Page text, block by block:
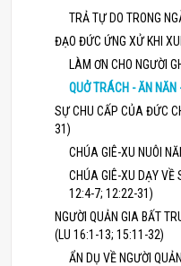
TRẢ TỰ DO TRONG
ĐẠO ĐỨC ỨNG XỬ KHI
LÀM ƠN CHO NGƯỜI
QUỞ TRÁCH - ĂN
SỰ CHU CẤP CỦA ĐỨC
31)
CHÚA GIÊ-XU NUÔI
CHÚA GIÊ-XU DẠY VỀ
12:4-7; 12:22-31)
NGƯỜI QUẢN GIA BẤT
(LU 16:1-13; 15:11-32)
ẨN DỤ VỀ NGƯỜI